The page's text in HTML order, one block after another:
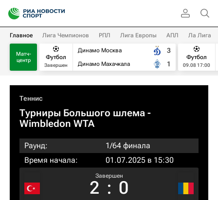
Главное Лига Чемпионов РПЛ Лига Европы АПЛ Ла Лига
Матч-
центр
Футбол
Завершен
Динамо Москва
Динамо Махачкала
3
1
Футбол
09.08 17:00
Теннис
Турниры Большого шлема -
Wimbledon WTA
Раунд:
1/64 финала
Время начала:
01.07.2025 в 15:30
Завершен
2 : 0